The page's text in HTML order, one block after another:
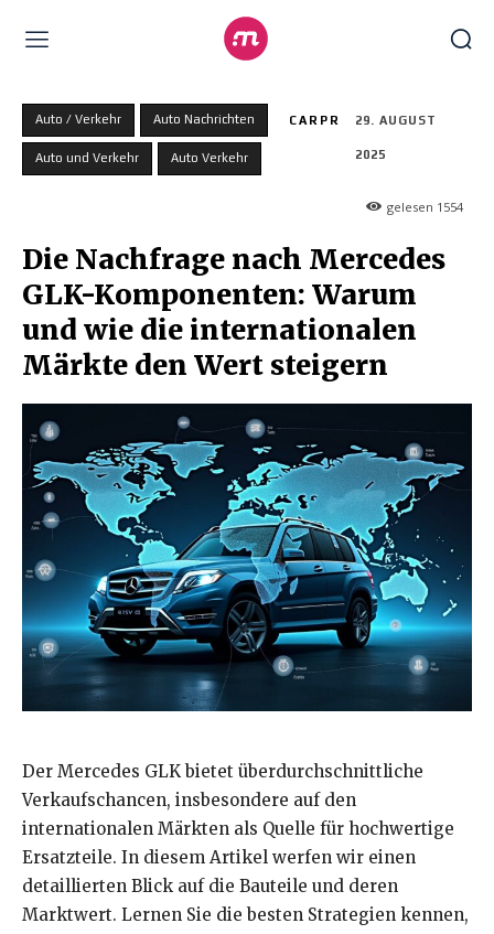
Auto / Verkehr Auto Nachrichten
Auto und Verkehr Auto Verkehr
CARPR 29. AUGUST
2025
gelesen 1554
Die Nachfrage nach Mercedes
GLK-Komponenten: Warum
und wie die internationalen
Märkte den Wert steigern
Der Mercedes GLK bietet überdurchschnittliche
Verkaufschancen, insbesondere auf den
internationalen Märkten als Quelle für hochwertige
Ersatzteile. In diesem Artikel werfen wir einen
detaillierten Blick auf die Bauteile und deren
Marktwert. Lernen Sie die besten Strategien kennen,